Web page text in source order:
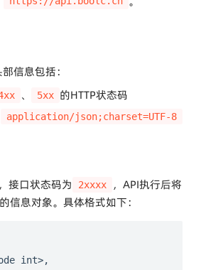
信息包括：
、 5xx 的HTTP状态码
application/json;charset=UTF-8
，接口状态码为 2xxxx
，API执行后将
信息对象。具体格式如下：